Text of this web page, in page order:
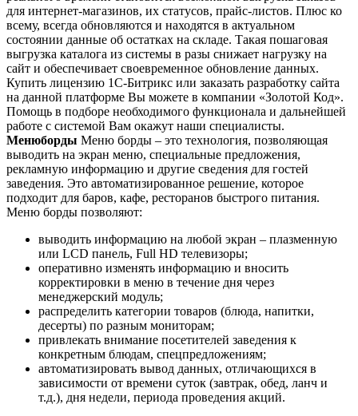
для интернет-магазинов, их статусов, прайс-листов. Плюс ко
всему, всегда обновляются и находятся в актуальном
состоянии данные об остатках на складе. Такая пошаговая
выгрузка каталога из системы в разы снижает нагрузку на
сайт и обеспечивает своевременное обновление данных.
Купить лицензию 1С-Битрикс или заказать разработку сайта
на данной платформе Вы можете в компании «Золотой Код».
Помощь в подборе необходимого функционала и дальнейшей
работе с системой Вам окажут наши специалисты.
Менюборды Меню борды – это технология, позволяющая
выводить на экран меню, специальные предложения,
рекламную информацию и другие сведения для гостей
заведения. Это автоматизированное решение, которое
подходит для баров, кафе, ресторанов быстрого питания.
Меню борды позволяют:
выводить информацию на любой экран – плазменную
или LCD панель, Full HD телевизоры;
оперативно изменять информацию и вносить
корректировки в меню в течение дня через
менеджерский модуль;
распределить категории товаров (блюда, напитки,
десерты) по разным мониторам;
привлекать внимание посетителей заведения к
конкретным блюдам, спецпредложениям;
автоматизировать вывод данных, отличающихся в
зависимости от времени суток (завтрак, обед, ланч и
т.д.), дня недели, периода проведения акций.